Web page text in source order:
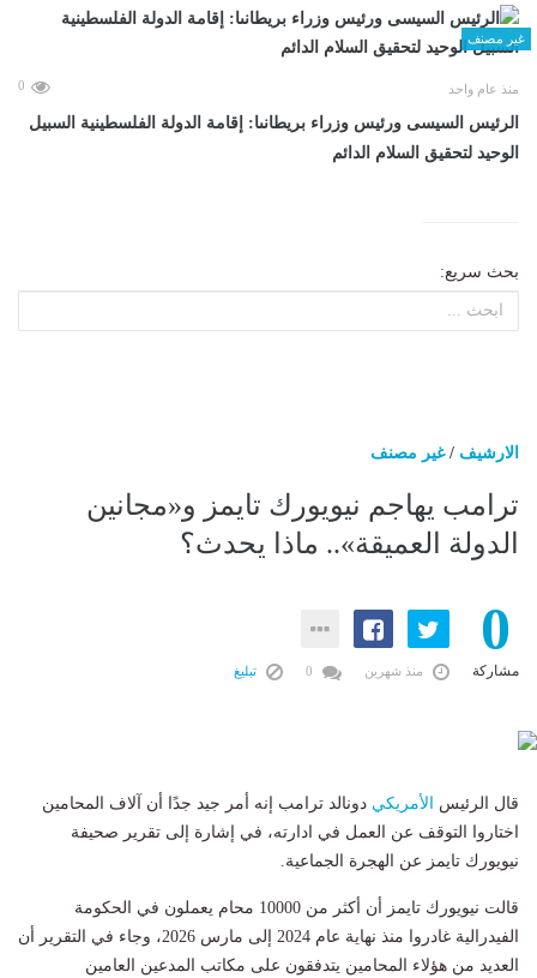
غير مصنف
منذ عام واحد 0
الرئيس السيسى ورئيس وزراء بريطانىا: إقامة الدولة الفلسطينية السبيل
الوحيد لتحقيق السلام الدائم
بحث سريع:
الارشيف /غير مصنف
ترامب يهاجم نيويورك تايمز و«مجانين
الدولة العميقة».. ماذا يحدث؟
0
مشاركة منذ شهرين تبليغ
قال الرئيس الأمريكي دونالد ترامب إنه أمر جيد جدًا أن آلاف المحامين
اختاروا التوقف عن العمل في ادارته، في إشارة إلى تقرير صحيفة
نيويورك تايمز عن الهجرة الجماعية.
قالت نيويورك تايمز أن أكثر من 10000 محام يعملون في الحكومة
الفيدرالية غادروا منذ نهاية عام 2024 إلى مارس 2026، وجاء في التقرير أن
العديد من هؤلاء المحامين يتدفقون على مكاتب المدعين العامين